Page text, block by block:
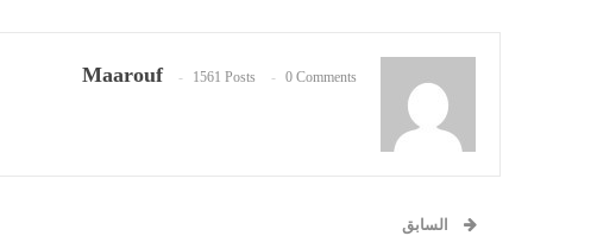
Maarouf 1561 Posts 0 Comments
السابق